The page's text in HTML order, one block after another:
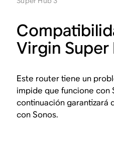
Virgin Super
Este router tiene un
impide que funcione con
continuación garantizará
con Sonos.